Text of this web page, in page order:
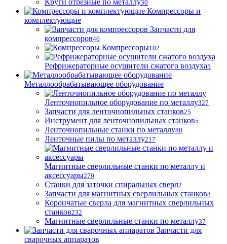
Круги отрезные по металлу30
Компрессоры и
комплектующие
Запчасти для
компрессоров40
Компрессоры102
Рефрижераторные осушители сжатого воздуха5
Металлообрабатывающее оборудование
Ленточнопильное оборудование по металлу327
Запчасти для ленточнопильных станков25
Инструмент для ленточнопильных станков5
Ленточнопильные станки по металлу80
Ленточные пилы по металлу217
Магнитные сверлильные станки по металлу и
аксессуары279
Станки для заточки спиральных сверл2
Запчасти для магнитных сверлильных станков8
Корончатые сверла для магнитных сверлильных
станков232
Магнитные сверлильные станки по металлу37
Запчасти для
сварочных аппаратов